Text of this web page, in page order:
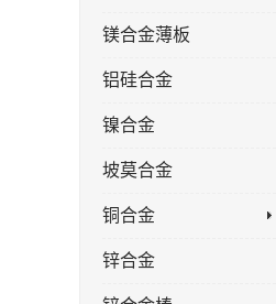
镁合金薄板
铝硅合金
镍合金
坡莫合金
铜合金
锌合金